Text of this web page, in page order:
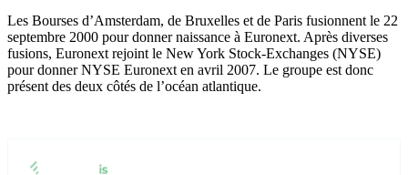
Les Bourses d’Amsterdam, de Bruxelles et de Paris fusionnent le 22
septembre 2000 pour donner naissance à Euronext. Après diverses
fusions, Euronext rejoint le New York Stock-Exchanges (NYSE)
pour donner NYSE Euronext en avril 2007. Le groupe est donc
présent des deux côtés de l’océan atlantique.